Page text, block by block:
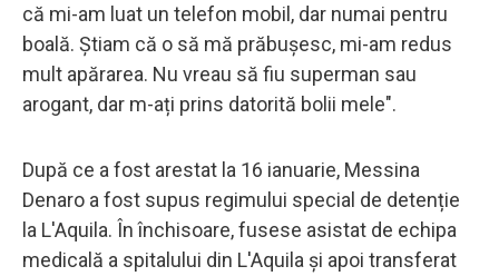
că mi-am luat un telefon mobil, dar numai pentru
boală. Știam că o să mă prăbușesc, mi-am redus
mult apărarea. Nu vreau să fiu superman sau
arogant, dar m-ați prins datorită bolii mele".
După ce a fost arestat la 16 ianuarie, Messina
Denaro a fost supus regimului special de detenție
la L'Aquila. În închisoare, fusese asistat de echipa
medicală a spitalului din L'Aquila și apoi transferat